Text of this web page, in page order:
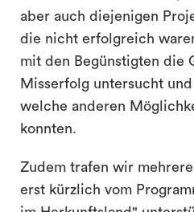
aber auch diejenigen
die nicht erfolgreich
mit den Begünstigten die
Misserfolg untersucht
welche anderen
konnten.
Zudem trafen wir
erst kürzlich vom